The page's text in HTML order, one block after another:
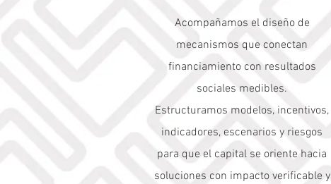
Acompañamos el diseño de
mecanismos que conectan
financiamiento con resultados
sociales medibles.
Estructuramos modelos, incentivos,
indicadores, escenarios y riesgos
para que el capital se oriente hacia
soluciones con impacto verificable y